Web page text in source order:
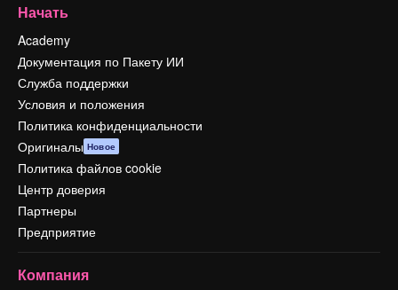
Начать
Academy
Документация по Пакету ИИ
Служба поддержки
Условия и положения
Политика конфиденциальности
Оригиналы Новое
Политика файлов cookie
Центр доверия
Партнеры
Предприятие
Компания